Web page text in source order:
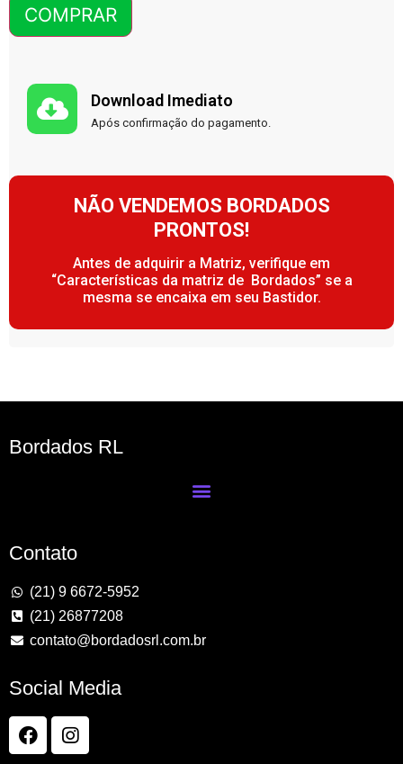
COMPRAR
Download Imediato
Após confirmação do pagamento.
NÃO VENDEMOS BORDADOS
PRONTOS!
Antes de adquirir a Matriz, verifique em
“Características da matriz de Bordados” se a
mesma se encaixa em seu Bastidor.
Bordados RL
Contato
(21) 9 6672-5952
(21) 26877208
contato@bordadosrl.com.br
Social Media